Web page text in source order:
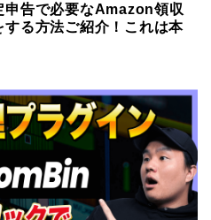
申告で必要なAmazon領収
る方法ご紹介！これは本